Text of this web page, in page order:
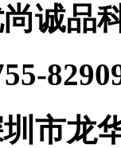
诚品
市龙